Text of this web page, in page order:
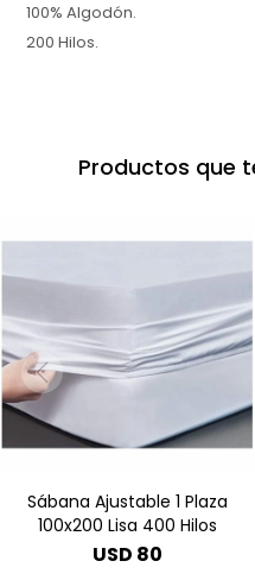
100% Algodón.
200 Hilos.
Productos que
Sábana Ajustable 1 Plaza
100x200 Lisa 400 Hilos
USD 80